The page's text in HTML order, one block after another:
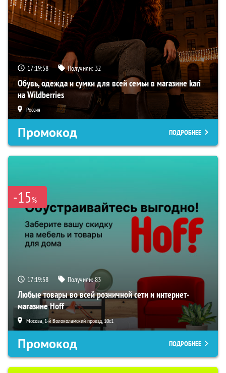
17:19:57 Получили: 32
Обувь, одежда и сумки для всей семьи в магазине kari
на Wildberries
Россия
Промокод ПОДРОБНЕЕ
-15%
17:19:57 Получили:83
Любые товары во всей розничной сети и интернет-
магазине Hoff
Москва, 1-й Волоколамский проезд, 10с1
Промокод ПОДРОБНЕЕ